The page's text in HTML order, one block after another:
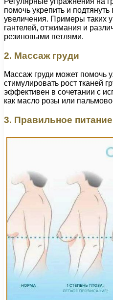
помочь укрепить и
увеличения. Примеры таких
гантелей, отжимания и
резиновыми петлями.
2. Массаж груди
Массаж груди может помочь
стимулировать рост тканей
эффективен в сочетании с
как масло розы или
3. Правильное питание